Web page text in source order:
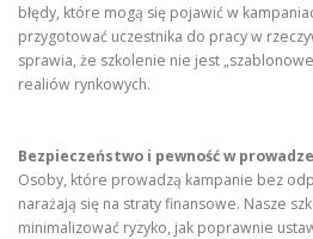
błędy, które mogą się pojawić w
przygotować uczestnika do pracy w
sprawia, że szkolenie nie jest
realiów rynkowych.
Bezpieczeństwo i pewność w
Osoby, które prowadzą kampanie bez
narażają się na straty finansowe. Nasze
minimalizować ryzyko, jak poprawnie